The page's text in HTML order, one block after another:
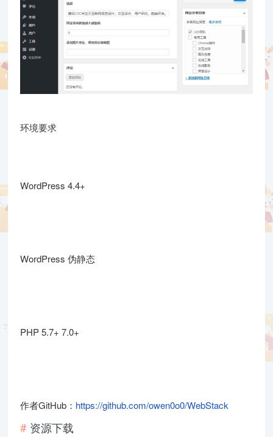
环境要求
WordPress 4.4+
WordPress 伪静态
PHP 5.7+ 7.0+
作者GitHub： https://github.com/owen0o0/WebStack
资源下载